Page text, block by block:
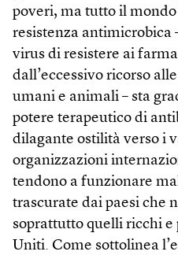
poveri, ma tutto il
resistenza antimicrobica
virus di resistere ai
dall’eccessivo ricorso
umani e animali – sta
potere terapeutico di
dilagante ostilità verso i
organizzazioni
tendono a funzionare
trascurate dai paesi che
soprattutto quelli ricchi e
Uniti. Come sottolinea